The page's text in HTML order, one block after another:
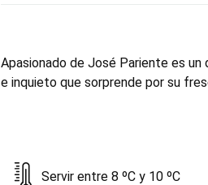
Apasionado de José Pariente es
e inquieto que sorprende por su
Servir entre 8 ºC y 10 ºC